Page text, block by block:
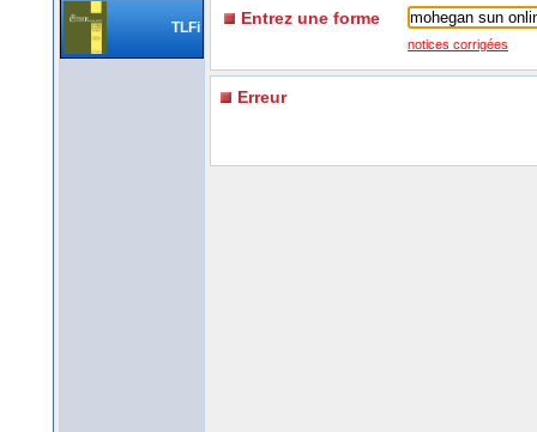
TLFi Entrez une forme
notices corrigées
Erreur